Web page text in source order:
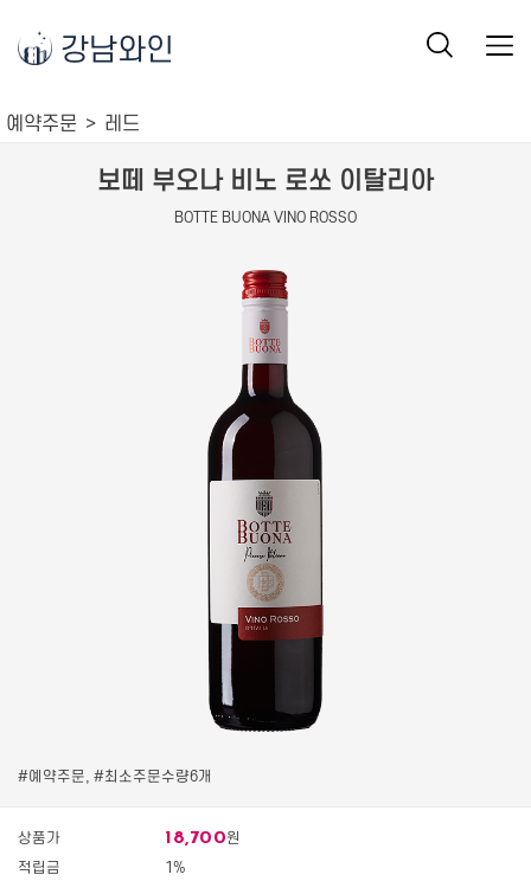
강남와인
예약주문 레드
보떼 부오나 비노 로쏘 이탈리아
BOTTE BUONA VINO ROSSO
#예약주문, #최소주문수량6개
상품가 18,700원
적립금
1%